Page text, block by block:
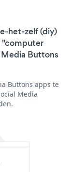
het-zelf (diy)
"computer
Buttons
Buttons apps te
Media